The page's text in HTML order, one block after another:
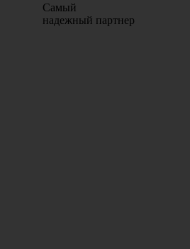
Самый
надежный партнер